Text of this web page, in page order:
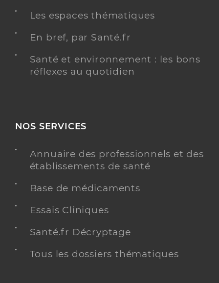
Les espaces thématiques
En bref, par Santé.fr
Santé et environnement : les bons
réflexes au quotidien
NOS SERVICES
Annuaire des professionnels et des
établissements de santé
Base de médicaments
Essais Cliniques
Santé.fr Décryptage
Tous les dossiers thématiques